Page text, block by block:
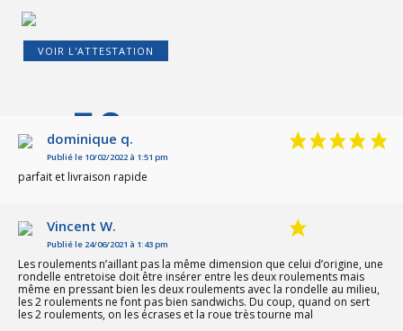
VOIR L'ATTESTATION
7.3/10
dominique q.
Publié le 10/02/2022 à 1:51 pm
parfait et livraison rapide
Vincent W.
Publié le 24/06/2021 à 1:43 pm
Les roulements n’aillant pas la même dimension que celui d’origine, une
rondelle entretoise doit être insérer entre les deux roulements mais
même en pressant bien les deux roulements avec la rondelle au milieu,
les 2 roulements ne font pas bien sandwichs. Du coup, quand on sert
les 2 roulements, on les écrases et la roue très tourne mal